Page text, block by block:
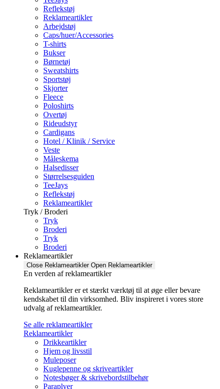
Reflekstøj
Reklameartikler
Arbejdstøj
Caps/huer/Accessories
T-shirts
Bukser
Børnetøj
Sweatshirts
Sportstøj
Skjorter
Fleece
Poloshirts
Overtøj
Rideudstyr
Cardigans
Hotel / Klinik / Service
Veste
Måleskema
Halsedisser
Størrelsesguiden
TeeJays
Reflekstøj
Reklameartikler
Tryk / Broderi
Tryk
Broderi
Tryk
Broderi
Reklameartikler
Close Reklameartikler Open Reklameartikler
En verden af reklameartikler ​
Reklameartikler er et stærkt værktøj til at øge eller bevare
kendskabet til din virksomhed. Bliv inspireret i vores store
udvalg af reklameartikler.
Se alle reklameartikler
Reklameartikler
Drikkeartikler
Hjem og livsstil
Muleposer
Kuglepenne og skriveartikler
Notesbøger & skrivebordstilbehør
Paraplyer